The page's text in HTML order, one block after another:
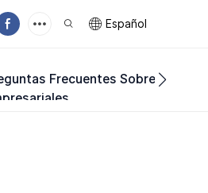
Español
Frecuentes Sobre Los